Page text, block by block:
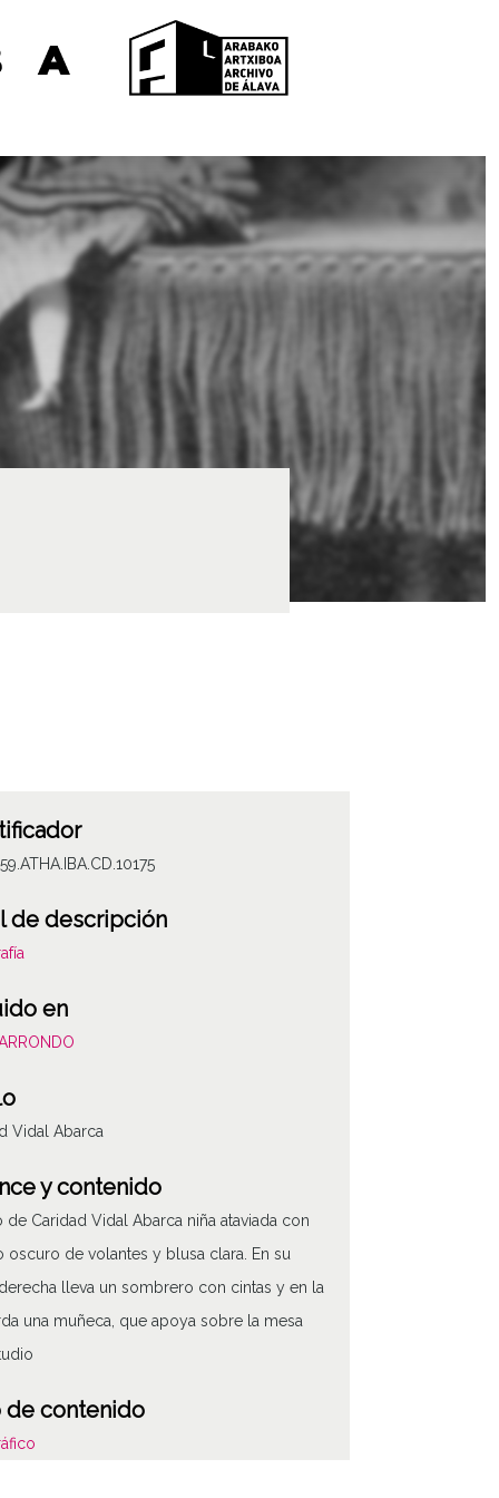
de descripción
en
Vidal Abarca
y contenido
de Caridad Vidal Abarca niña ataviada con
oscuro de volantes y blusa clara. En su
lleva un sombrero con cintas y en la
una muñeca, que apoya sobre la mesa
de contenido